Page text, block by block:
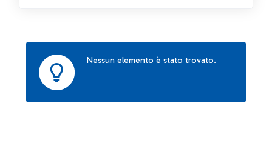
Nessun elemento è stato trovato.